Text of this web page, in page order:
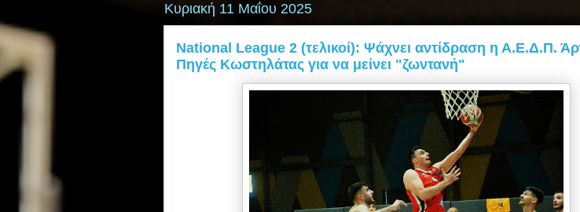
Κυριακή 11 Μαΐου 2025
National League 2 (τελικοί): Ψάχνει αντίδραση η Α.Ε.Δ.Π.
Πηγές Κωστηλάτας για να μείνει "ζωντανή"